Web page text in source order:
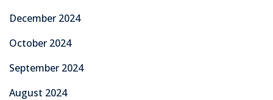
December 2024
October 2024
September 2024
August 2024